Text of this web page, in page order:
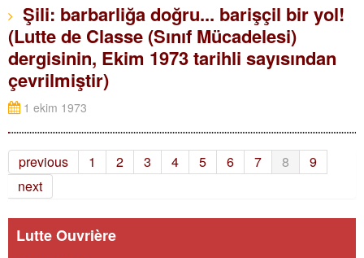
Şili: barbarliğa doğru... barişçil bir yol!
(Lutte de Classe (Sınıf Mücadelesi)
dergisinin, Ekim 1973 tarihli sayısından
çevrilmiştir)
1 ekim 1973
previous 1 2 3 4 5 6 7 8
9
next
Lutte Ouvrière